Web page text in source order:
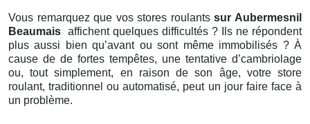
Vous remarquez que vos stores roulantssur Aubermesnil
Beaumais affichent quelques difficultés ? Ils ne répondent
plus aussi bien qu’avant ou sont même immobilisés ? À
cause de de fortes tempêtes, une tentative d’cambriolage
ou, tout simplement, en raison de son âge, votre store
roulant, traditionnel ou automatisé, peut un jour faire face à
un problème.